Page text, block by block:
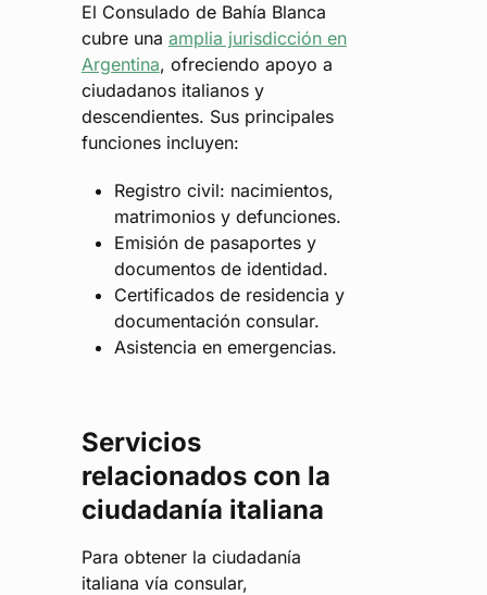
El Consulado de Bahía Blanca
cubre una amplia jurisdicción en
Argentina, ofreciendo apoyo a
ciudadanos italianos y
descendientes. Sus principales
funciones incluyen:
Registro civil: nacimientos,
matrimonios y defunciones.
Emisión de pasaportes y
documentos de identidad.
Certificados de residencia y
documentación consular.
Asistencia en emergencias.
Servicios
relacionados con la
ciudadanía italiana
Para obtener la ciudadanía
italiana vía consular,